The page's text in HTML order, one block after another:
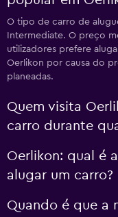
O tipo de carro de
Intermediate. O preço
utilizadores prefere
Oerlikon por causa do
planeadas.
Quem visita
carro durante
Oerlikon: qual é
alugar um carro?
Quando é que a